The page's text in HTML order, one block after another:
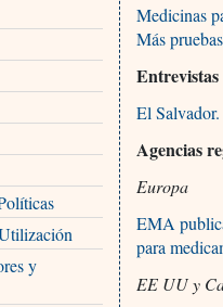
y
Medicinas
Más
Entrevistas
El
Agencias
Europa
EMA
para
EE UU y